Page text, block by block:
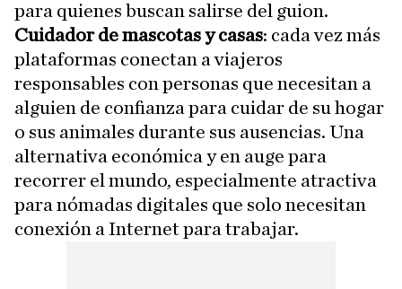
para quienes buscan salirse del guion.
Cuidador de mascotas y casas: cada vez más
plataformas conectan a viajeros
responsables con personas que necesitan a
alguien de confianza para cuidar de su hogar
o sus animales durante sus ausencias. Una
alternativa económica y en auge para
recorrer el mundo, especialmente atractiva
para nómadas digitales que solo necesitan
conexión a Internet para trabajar.